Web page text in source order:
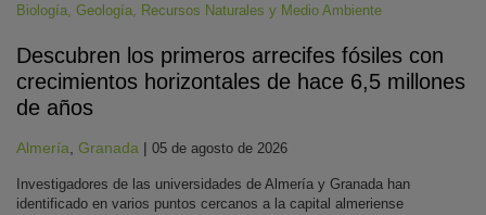
Biología Geología Recursos Naturales y Medio Ambiente
Descubren los primeros arrecifes fósiles con
crecimientos horizontales de hace 6,5 millones
de años
Almería Granada | 05 de agosto de 2026
Investigadores de las universidades de Almería y Granada han
identificado en varios puntos cercanos a la capital almeriense